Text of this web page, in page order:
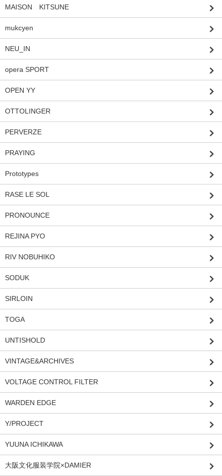
MAISON KITSUNE
mukcyen
NEU_IN
opera SPORT
OPEN YY
OTTOLINGER
PERVERZE
PRAYING
Prototypes
RASE LE SOL
PRONOUNCE
REJINA PYO
RIV NOBUHIKO
SODUK
SIRLOIN
TOGA
UNTISHOLD
VINTAGE&ARCHIVES
VOLTAGE CONTROL FILTER
WARDEN EDGE
Y/PROJECT
YUUNA ICHIKAWA
大阪文化服装学院×DAMIER